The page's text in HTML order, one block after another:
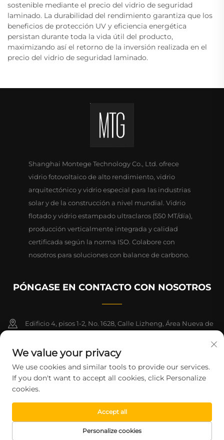
sostenible mediante el precio del vidrio de seguridad
laminado. La durabilidad del rendimiento garantiza que los
beneficios de protección UV y eficiencia energética
persistan durante toda la vida útil del producto,
maximizando así el retorno de la inversión realizada en el
precio del vidrio de seguridad laminado.
Shanghai Montege Technology Co., Ltd. ofrece
vidrio fotovoltaico de alto rendimiento, vidrio
arquitectónico y vidrio especial para las industrias
solar y de la construcción a nivel mundial. Vidrio
flotado y vidrio estampado ultraclaros (550 MT/día),
producción verticalmente integrada y calidad
certificada según la norma ISO. Colabore con
nosotros para soluciones con balance de carbono.
PÓNGASE EN CONTACTO CON NOSOTROS
Edificio 4, pisos 1-2, No. 1628, Calle Lizheng, Área Nueva de
+86-15124919712
[email protected]
Derechos de autor © 2026 Shanghai Montege Technology Co., Ltd.
Todos los derechos reservados. Política de Privacidad
We value your privacy
We use cookies and similar tools to provide our services.
If you don't want to accept all cookies, click Personalize
cookies.
Personalize cookies
Accept all